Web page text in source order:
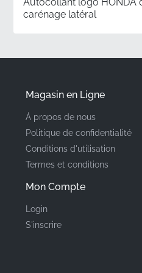
Numéro de pièce
(MPN)
Fabricant
montage
carénage latéral
Magasin en Ligne
À propos de nous
Politique de confidentialité
Conditions d'utilisation
Termes et conditions
Mon Compte
Login
S'inscrire